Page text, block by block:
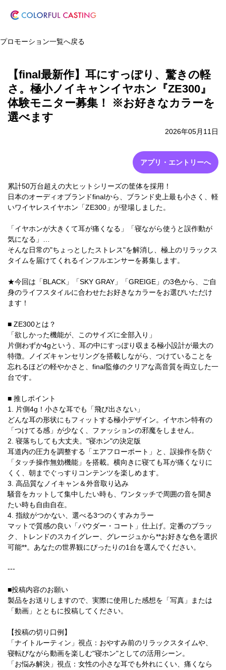
プロモーション一覧へ戻る
【final最新作】耳にすっぽり、驚きの軽
さ。極小ノイキャンイヤホン『ZE300』
体験モニター募集！ ※お好きなカラーを
選べます
2026年05月11日
アプリ・エントリーへ
累計50万台超えの大ヒットシリーズの筐体を採用！
日本のオーディオブランドfinalから、ブランド史上最も小さく、軽
いワイヤレスイヤホン「ZE300」が登場しました。
「イヤホンが大きくて耳が痛くなる」「寝ながら使うと誤作動が
気になる」…
そんな日常の"ちょっとしたストレス"を解消し、極上のリラックス
タイムを届けてくれるインフルエンサーを募集します。
★今回は「BLACK」「SKY GRAY」「GREIGE」の3色から、ご自
身のライフスタイルに合わせたお好きなカラーをお選びいただけ
ます！
■ ZE300とは？
「欲しかった機能が、このサイズに全部入り」
片側わずか4gという、耳の中にすっぽり収まる極小設計が最大の
特徴。ノイズキャンセリングを搭載しながら、つけていることを
忘れるほどの軽やかさと、final監修のクリアな高音質を両立した一
台です。
■ 推しポイント
1. 片側4g！小さな耳でも「飛び出さない」
どんな耳の形状にもフィットする極小デザイン。イヤホン特有の
「つけてる感」が少なく、ファッションの邪魔をしません。
2. 寝落ちしても大丈夫。"寝ホン"の決定版
耳道内の圧力を調整する「エアフローポート」と、誤操作を防ぐ
「タッチ操作無効機能」を搭載。横向きに寝ても耳が痛くなりに
くく、朝までぐっすりコンテンツを楽しめます。
3. 高品質なノイキャン＆外音取り込み
騒音をカットして集中したい時も、ワンタッチで周囲の音を聞き
たい時も自由自在。
4. 指紋がつかない、選べる3つのくすみカラー
マットで質感の良い「パウダー・コート」仕上げ。定番のブラッ
ク、トレンドのスカイグレー、グレージュから**お好きな色を選択
可能**。あなたの世界観にぴったりの1台を選んでください。
---
■投稿内容のお願い
製品をお送りしますので、実際に使用した感想を「写真」または
「動画」とともに投稿してください。
【投稿の切り口例】
「ナイトルーティン」視点：おやすみ前のリラックスタイムや、
寝転びながら動画を楽しむ"寝ホン"としての活用シーン。
「お悩み解決」視点：女性の小さな耳でも外れにくい、痛くなら